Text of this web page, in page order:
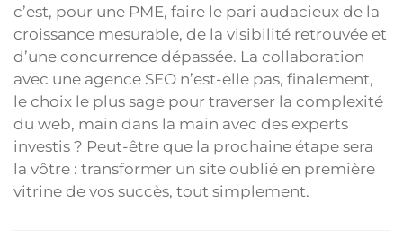
c’est, pour une PME, faire le pari audacieux de la
croissance mesurable, de la visibilité retrouvée et
d’une concurrence dépassée. La collaboration
avec une agence SEO n’est-elle pas, finalement,
le choix le plus sage pour traverser la complexité
du web, main dans la main avec des experts
investis ? Peut-être que la prochaine étape sera
la vôtre : transformer un site oublié en première
vitrine de vos succès, tout simplement.